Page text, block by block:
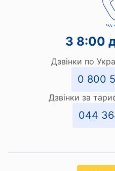
З 8:00
Дзвінки по
0 800
Дзвінки за
044